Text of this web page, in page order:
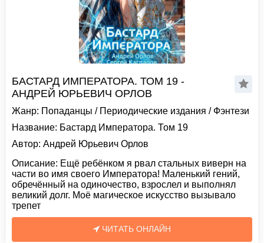
БАСТАРД ИМПЕРАТОРА. ТОМ 19 -
АНДРЕЙ ЮРЬЕВИЧ ОРЛОВ
Жанр: Попаданцы / Периодические издания / Фэнтези
Название: Бастард Императора. Том 19
Автор: Андрей Юрьевич Орлов
Описание: Ещë ребëнком я рвал стальных виверн на
части во имя своего Императора! Маленький гений,
обречëнный на одиночество, взрослел и выполнял
великий долг. Моë магическое искусство вызывало
трепет
ЧИТАТЬ ОНЛАЙН